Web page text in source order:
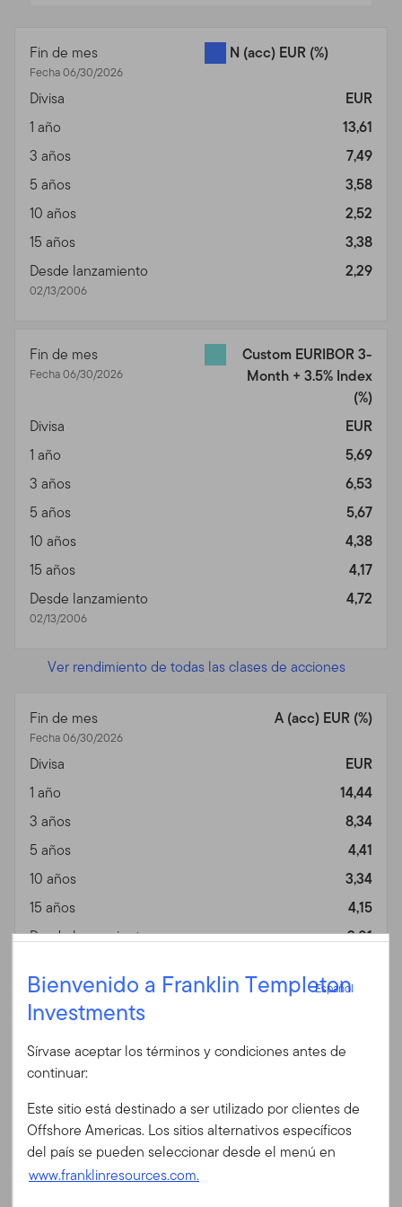
Iniciar sesión
ID de usuario
Contraseña
Fin de mes
Fecha 06/30/2026
N (acc) EUR (%)
Divisa
EUR
1 año
13,61
3 años
7,49
5 años
3,58
10 años
2,52
15 años
3,38
Desde lanzamiento
02/13/2006
2,29
Fin de mes
Fecha 06/30/2026
Custom EURIBOR 3-
Month + 3.5% Index
(%)
Divisa
EUR
1 año
5,69
3 años
6,53
5 años
5,67
10 años
4,38
15 años
4,17
Desde lanzamiento
02/13/2006
4,72
Ver rendimiento de todas las clases de acciones
Fin de mes
Fecha 06/30/2026
A (acc) EUR (%)
Divisa
EUR
1 año
14,44
3 años
8,34
5 años
4,41
10 años
3,34
15 años
4,15
Desde lanzamiento
3,01
Fecha 06/30/2026
Divisa
1 año
14,41
3 años
8,31
5 años
Bienvenido a Franklin Templeton
Investments
Español
Sírvase aceptar los términos y condiciones antes de
continuar:
Este sitio está destinado a ser utilizado por clientes de
Offshore Americas. Los sitios alternativos específicos
del país se pueden seleccionar desde el menú en
www.franklinresources.com.